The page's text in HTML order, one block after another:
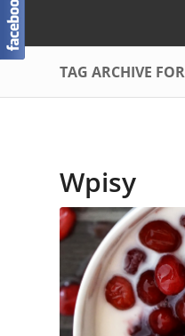
TAG ARCHIVE
Wpisy